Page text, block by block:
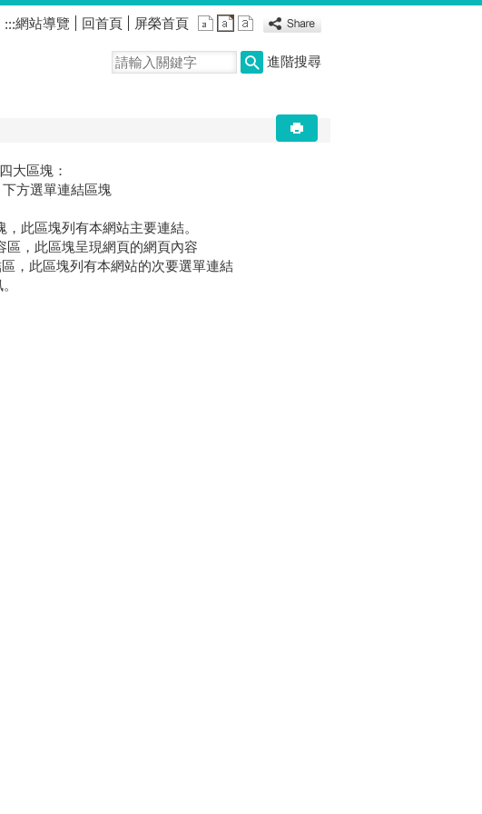
:::網站導覽 回首頁 屏榮首頁
進階搜尋
大區塊：
方選單連結區塊
此區塊列有本網站主要連結。
區，此區塊呈現網頁的網頁內容
，此區塊列有本網站的次要選單連結